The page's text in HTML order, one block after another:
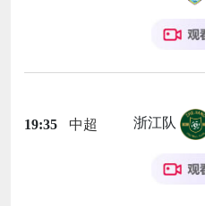
19:35 中超 浙江队